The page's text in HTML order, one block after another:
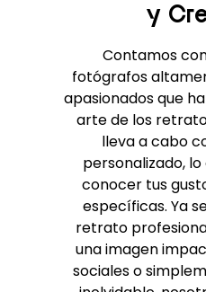
y
Contamos
fotógrafos
apasionados que
arte de los
lleva a cabo
personalizado,
conocer tus
específicas. Ya
retrato
una imagen
sociales o